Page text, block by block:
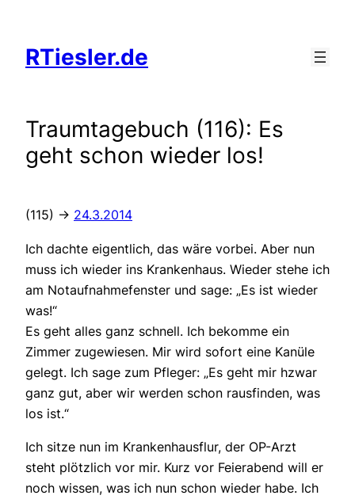
springen
RTiesler.de
Traumtagebuch (116): Es
geht schon wieder los!
(115) -> 24.3.2014
Ich dachte eigentlich, das wäre vorbei. Aber nun
muss ich wieder ins Krankenhaus. Wieder stehe ich
am Notaufnahmefenster und sage: „Es ist wieder
was!“
Es geht alles ganz schnell. Ich bekomme ein
Zimmer zugewiesen. Mir wird sofort eine Kanüle
gelegt. Ich sage zum Pfleger: „Es geht mir hzwar
ganz gut, aber wir werden schon rausfinden, was
los ist.“
Ich sitze nun im Krankenhausflur, der OP-Arzt
steht plötzlich vor mir. Kurz vor Feierabend will er
noch wissen, was ich nun schon wieder habe. Ich